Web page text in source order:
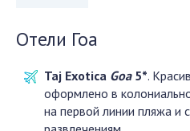
Отели Гоа
Taj Exotica Goa5*.
оформлено в
на первой линии пляжа и